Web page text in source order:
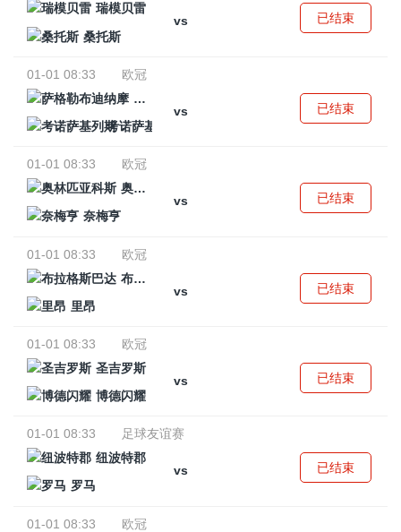
瑞模贝雷
vs
桑托斯
已结束
01-01 08:33
欧冠
萨格勒布迪纳摩
vs
考诺萨基列斯
已结束
01-01 08:33
欧冠
奥林匹亚科斯
vs
奈梅亨
已结束
01-01 08:33
欧冠
布拉格斯巴达
vs
里昂
已结束
01-01 08:33
欧冠
圣吉罗斯
vs
博德闪耀
已结束
01-01 08:33
足球友谊赛
纽波特郡
vs
罗马
已结束
01-01 08:33
欧冠